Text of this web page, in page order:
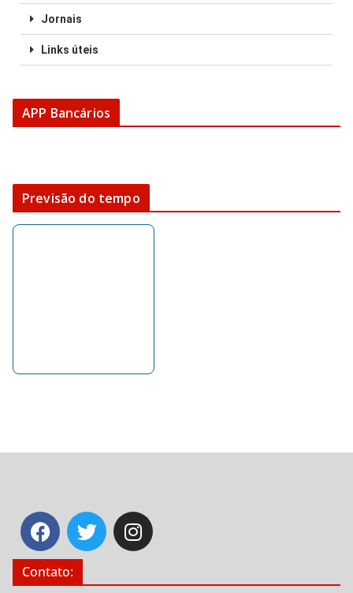
Jornais
Links úteis
APP Bancários
Previsão do tempo
Contato: